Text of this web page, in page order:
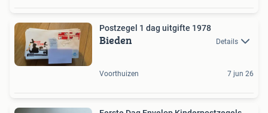
Postzegel 1 dag uitgifte 1978
Bieden Details
Voorthuizen 7 jun 26